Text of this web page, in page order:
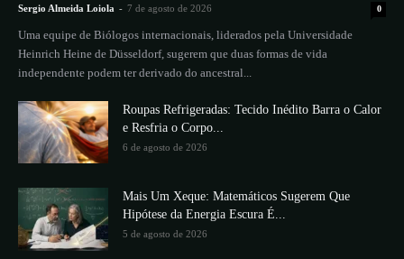
Sergio Almeida Loiola - 7 de agosto de 2026 0
Uma equipe de Biólogos internacionais, liderados pela Universidade
Heinrich Heine de Düsseldorf, sugerem que duas formas de vida
independente podem ter derivado do ancestral...
Roupas Refrigeradas: Tecido Inédito Barra o Calor
e Resfria o Corpo...
6 de agosto de 2026
Mais Um Xeque: Matemáticos Sugerem Que
Hipótese da Energia Escura É...
5 de agosto de 2026